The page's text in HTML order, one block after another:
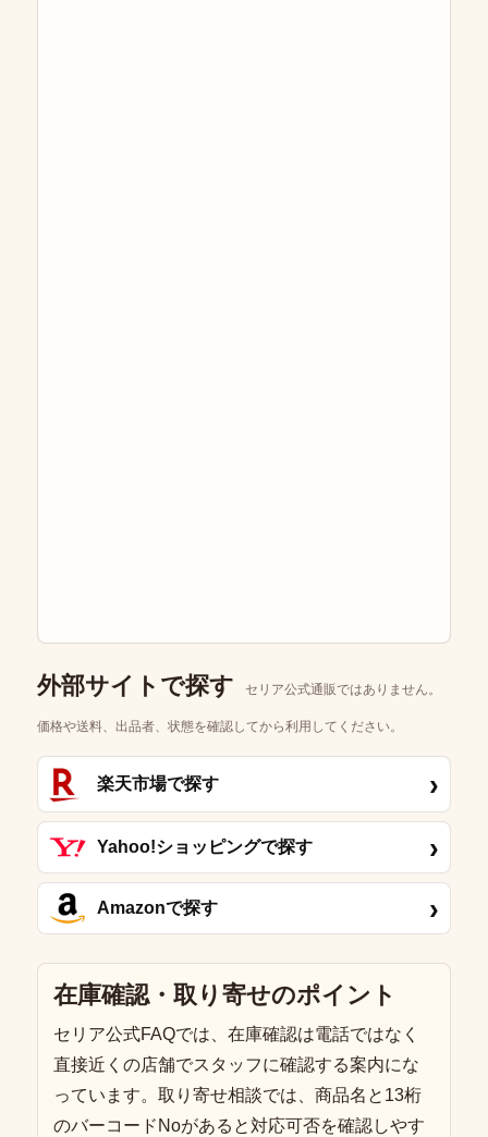
外部サイトで探す セリア公式通販ではありません。
価格や送料、出品者、状態を確認してから利用してください。
楽天市場で探す ›
Yahoo!ショッピングで探す ›
Amazonで探す ›
在庫確認・取り寄せのポイント
セリア公式FAQでは、在庫確認は電話ではなく
直接近くの店舗でスタッフに確認する案内にな
っています。取り寄せ相談では、商品名と13桁
のバーコードNoがあると対応可否を確認しやす